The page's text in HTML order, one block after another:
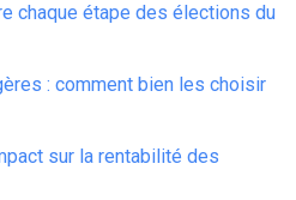
chaque étape des élections du
: comment bien les choisir
sur la rentabilité des